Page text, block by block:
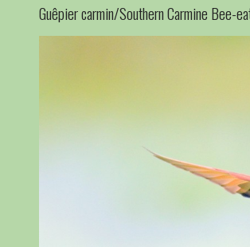
Guêpier carmin/Southern Carmine Bee-